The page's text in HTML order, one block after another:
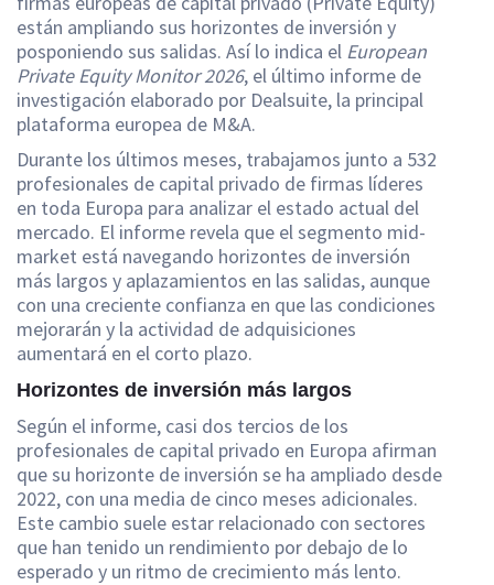
están ampliando sus horizontes de inversión y
posponiendo sus salidas. Así lo indica el European
Private Equity Monitor 2026, el último informe de
investigación elaborado por Dealsuite, la principal
plataforma europea de M&A.
Durante los últimos meses, trabajamos junto a 532
profesionales de capital privado de firmas líderes
en toda Europa para analizar el estado actual del
mercado. El informe revela que el segmento mid-
market está navegando horizontes de inversión
más largos y aplazamientos en las salidas, aunque
con una creciente confianza en que las condiciones
mejorarán y la actividad de adquisiciones
aumentará en el corto plazo.
Horizontes de inversión más largos
Según el informe, casi dos tercios de los
profesionales de capital privado en Europa afirman
que su horizonte de inversión se ha ampliado desde
2022, con una media de cinco meses adicionales.
Este cambio suele estar relacionado con sectores
que han tenido un rendimiento por debajo de lo
esperado y un ritmo de crecimiento más lento.